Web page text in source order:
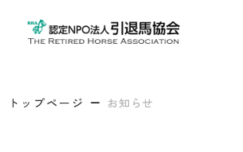
トップページ お知らせ